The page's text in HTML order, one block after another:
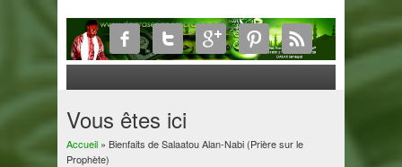
Vous êtes ici
Accueil» Bienfaits de Salaatou Alan-Nabi (Prière sur le
Prophète)